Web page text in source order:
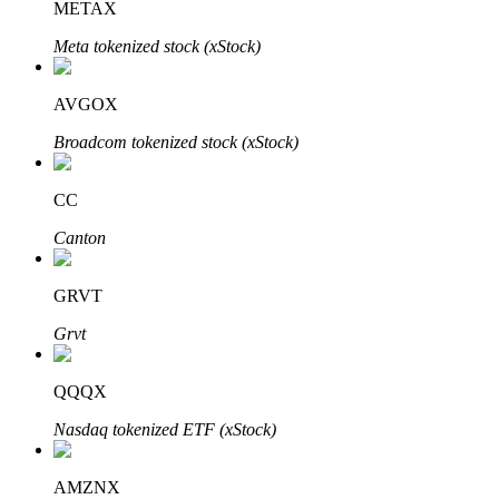
Bloqueos BTR
Inversiones exclusivas para titulares de BTR
Préstamos
METAX
Meta tokenized stock (xStock)
AVGOX
Broadcom tokenized stock (xStock)
CC
Canton
GRVT
Grvt
QQQX
Nasdaq tokenized ETF (xStock)
AMZNX